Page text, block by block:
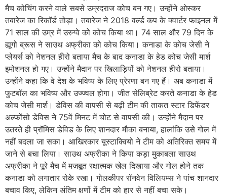
मैच कोचिंग करने वाले सबसे उम्रदराज कोच बन गए। उन्होंने ओस्कर
तबारेज का रिकॉर्ड तोड़ा। तबारेज ने 2018 वर्ल्ड कप के क्वार्टर फाइनल में
71 साल की उम्र में उरुग्वे को कोच किया था। 74 साल और 79 दिन के
ह्यूगो ब्रूस ने साउथ अफ्रीका को कोच किया। कनाडा के कोच जेसी ने
प्लेयर्स को नेशनल हीरो बताया मैच के बाद कनाडा के हेड कोच जेसी मार्श
इमोशनल हो गए। उन्होंने मैदान पर खिलाड़ियों को नेशनल हीरो बताया।
उन्होंने कहा कि वे देश के भविष्य के लिए प्रेरणा बन गए हैं। अब कनाडा में
फुटबॉल का भविष्य और उज्ज्वल होगा। जीत सेलिब्रेट करते कनाडा के हेड
कोच जेसी मार्श। डेविस की वापसी से बढ़ी टीम की ताकत स्टार डिफेंडर
अल्फोंसो डेविस ने 75वें मिनट में चोट से वापसी की। उन्होंने मैदान पर
उतरते ही प्रॉमिस डेविड के लिए शानदार मौका बनाया, हालांकि उसे गोल में
नहीं बदला जा सका। आखिरकार यूस्टाक्वियो ने टीम को अतिरिक्त समय में
जाने से बचा लिया। साउथ अफ्रीका ने किया कड़ा मुकाबला साउथ
अफ्रीका ने पूरे मैच में मजबूत रक्षात्मक खेल दिखाया और गोल होने तक
कनाडा को लगातार रोके रखा। गोलकीपर रॉनवेन विलियम्स ने पांच शानदार
बचाव किए, लेकिन अंतिम क्षणों में टीम को हार से नहीं बचा सके।